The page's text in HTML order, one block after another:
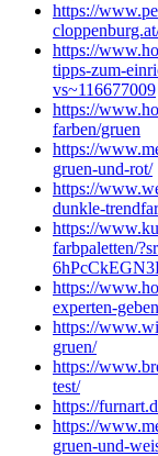
https://
https://
tipps-zum-
vs~116677009
https://
farben/gruen
https://
gruen-und-rot/
https://
dunkle-
https://
farbpaletten/
https://
experten-
https://
gruen/
https://
test/
https://
https://
gruen-und-